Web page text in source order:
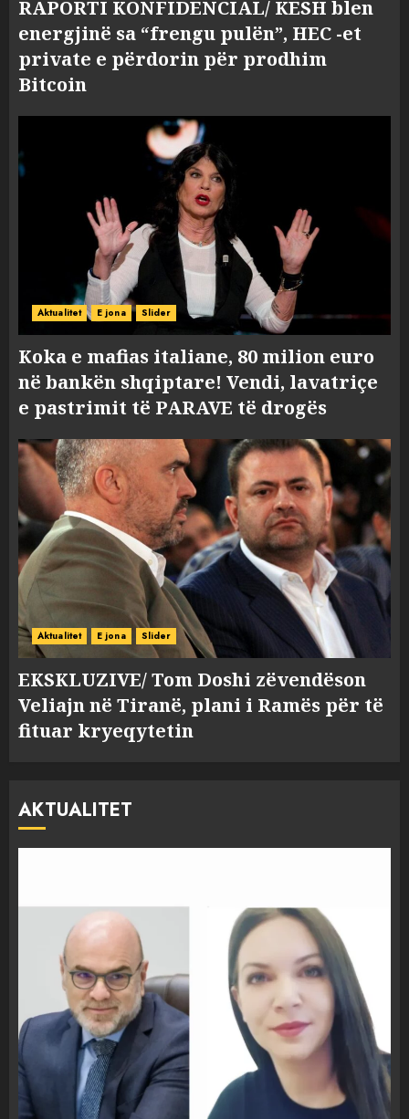
RAPORTI KONFIDENCIAL/ KESH blen
energjinë sa “frengu pulën”, HEC -et
private e përdorin për prodhim
Bitcoin
Aktualitet E jona Slider
Koka e mafias italiane, 80 milion euro
në bankën shqiptare! Vendi, lavatriçe
e pastrimit të PARAVE të drogës
Aktualitet E jona Slider
EKSKLUZIVE/ Tom Doshi zëvendëson
Veliajn në Tiranë, plani i Ramës për të
fituar kryeqytetin
AKTUALITET